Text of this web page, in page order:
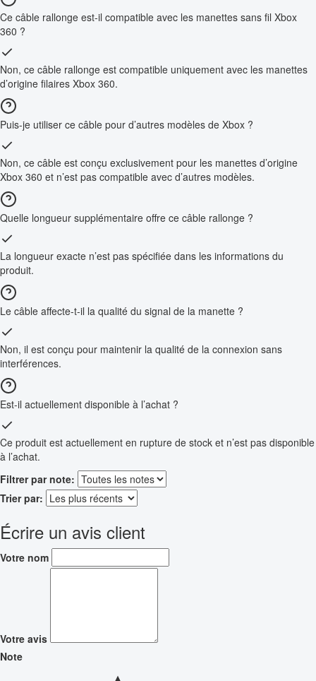
Ce câble rallonge est-il compatible avec les manettes sans fil Xbox
360 ?
Non, ce câble rallonge est compatible uniquement avec les manettes
d’origine filaires Xbox 360.
Puis-je utiliser ce câble pour d’autres modèles de Xbox ?
Non, ce câble est conçu exclusivement pour les manettes d’origine
Xbox 360 et n’est pas compatible avec d’autres modèles.
Quelle longueur supplémentaire offre ce câble rallonge ?
La longueur exacte n’est pas spécifiée dans les informations du
produit.
Le câble affecte-t-il la qualité du signal de la manette ?
Non, il est conçu pour maintenir la qualité de la connexion sans
interférences.
Est-il actuellement disponible à l’achat ?
Ce produit est actuellement en rupture de stock et n’est pas disponible
à l’achat.
Filtrer par note:
Trier par:
Écrire un avis client
Votre nom
Votre avis
Note